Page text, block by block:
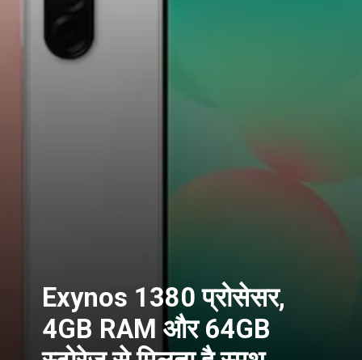
Exynos 1380 प्रोसेसर,
4GB RAM और 64GB